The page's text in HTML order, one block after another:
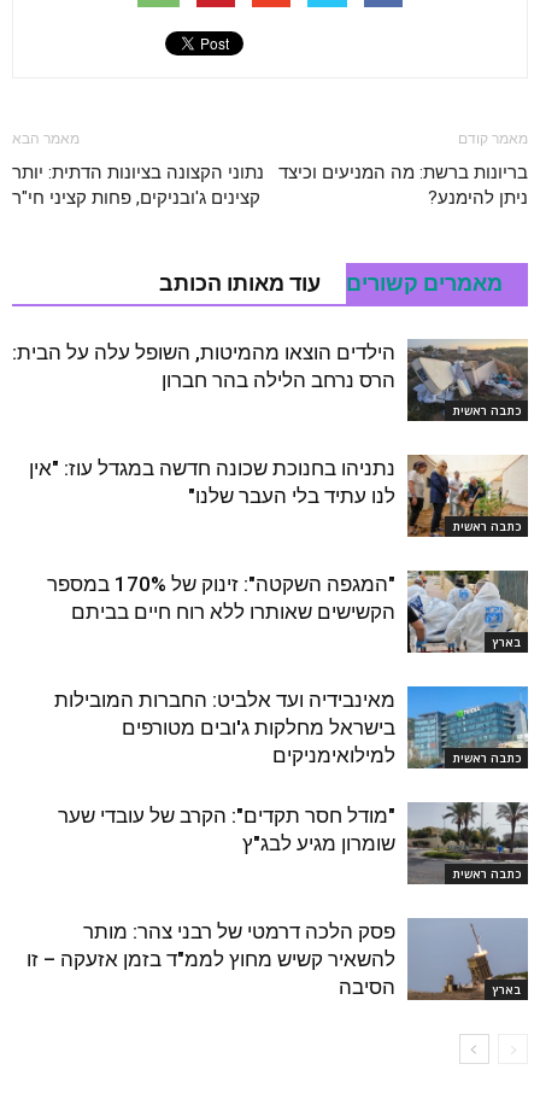
מאמר קודם
בריונות ברשת: מה המניעים וכיצד
ניתן להימנע?
מאמר הבא
נתוני הקצונה בציונות הדתית: יותר
קצינים ג'ובניקים, פחות קציני חי"ר
מאמרים קשורים עוד מאותו הכותב
כתבה ראשית
הילדים הוצאו מהמיטות, השופל עלה על הבית:
הרס נרחב הלילה בהר חברון
כתבה ראשית
נתניהו בחנוכת שכונה חדשה במגדל עוז: "אין
לנו עתיד בלי העבר שלנו"
בארץ
"המגפה השקטה": זינוק של 170% במספר
הקשישים שאותרו ללא רוח חיים בביתם
כתבה ראשית
מאינבידיה ועד אלביט: החברות המובילות
בישראל מחלקות ג'ובים מטורפים
למילואימניקים
כתבה ראשית
"מודל חסר תקדים": הקרב של עובדי שער
שומרון מגיע לבג"ץ
בארץ
פסק הלכה דרמטי של רבני צהר: מותר
להשאיר קשיש מחוץ לממ"ד בזמן אזעקה – זו
הסיבה